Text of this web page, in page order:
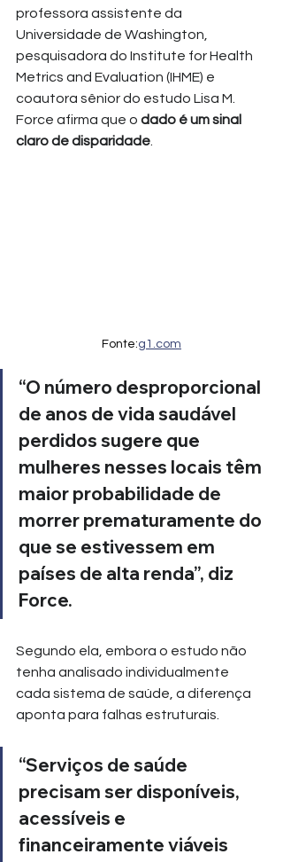
professora assistente da
Universidade de Washington,
pesquisadora do Institute for Health
Metrics and Evaluation (IHME) e
coautora sênior do estudo Lisa M.
Force afirma que o dado é um sinal
claro de disparidade
Fonte:g1.com
“O número desproporcional
de anos de vida saudável
perdidos sugere que
mulheres nesses locais têm
maior probabilidade de
morrer prematuramente do
que se estivessem em
países de alta renda”, diz
Force.
Segundo ela, embora o estudo não
tenha analisado individualmente
cada sistema de saúde, a diferença
aponta para falhas estruturais.
“Serviços de saúde
precisam ser disponíveis,
acessíveis e
financeiramente viáveis